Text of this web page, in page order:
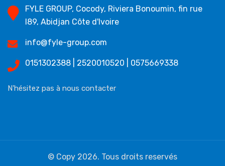
FYLE GROUP, Cocody, Riviera Bonoumin, fin rue
I89, Abidjan Côte d'Ivoire
info@fyle-group.com
0151302388 | 2520010520 | 0575669338
N'hésitez pas à nous contacter
© Copy 2026. Tous droits reservés